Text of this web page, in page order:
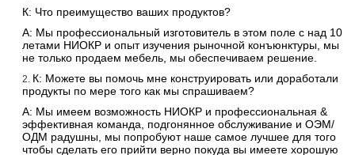
К: Что преимущество ваших продуктов?
А: Мы профессиональный изготовитель в этом поле с над 10
летами НИОКР и опыт изучения рыночной конъюнктуры, мы
не только продаем мебель, мы обеспечиваем решение.
2. К: Можете вы помочь мне конструировать или доработали
продукты по мере того как мы спрашиваем?
А: Мы имеем возможность НИОКР и профессиональная &
эффективная команда, подгонянное обслуживание и ОЭМ/
ОДМ радушны, мы попробуют наше самое лучшее для того
чтобы сделать его прийти верно покуда вы имеете хорошую